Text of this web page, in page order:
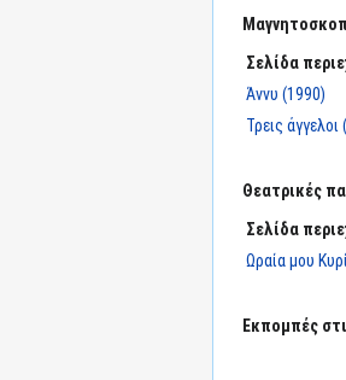
Σελίδα
Άννυ (1990)
Τρεις άγγελοι
Θεατρικές
Σελίδα
Ωραία μου
Εκπομπές